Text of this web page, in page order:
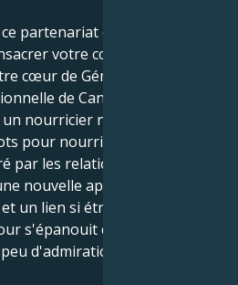
partenariat est que vous
votre cœur et votre
cœur de Gémeaux donne à
de Cancer un but
nourricier naturel et
pour nourrir l'âme des
par les relations qui pétillent
nouvelle approche, basées
un lien si étroit qu'il est
s'épanouit dans l'air du
d'admiration sincère va